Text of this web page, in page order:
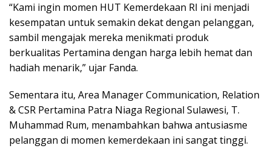
“Kami ingin momen HUT Kemerdekaan RI ini menjadi
kesempatan untuk semakin dekat dengan pelanggan,
sambil mengajak mereka menikmati produk
berkualitas Pertamina dengan harga lebih hemat dan
hadiah menarik,” ujar Fanda.
Sementara itu, Area Manager Communication, Relation
& CSR Pertamina Patra Niaga Regional Sulawesi, T.
Muhammad Rum, menambahkan bahwa antusiasme
pelanggan di momen kemerdekaan ini sangat tinggi.